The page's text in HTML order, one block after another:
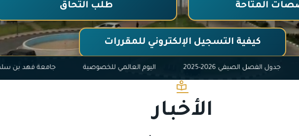
المتاحة طلب التحاق
كيفية التسجيل الإلكتروني للمقررات
المخدرات جدول الفصل الصيفي 2026-2025 اليوم العالمي للخصوصية
الأخبار